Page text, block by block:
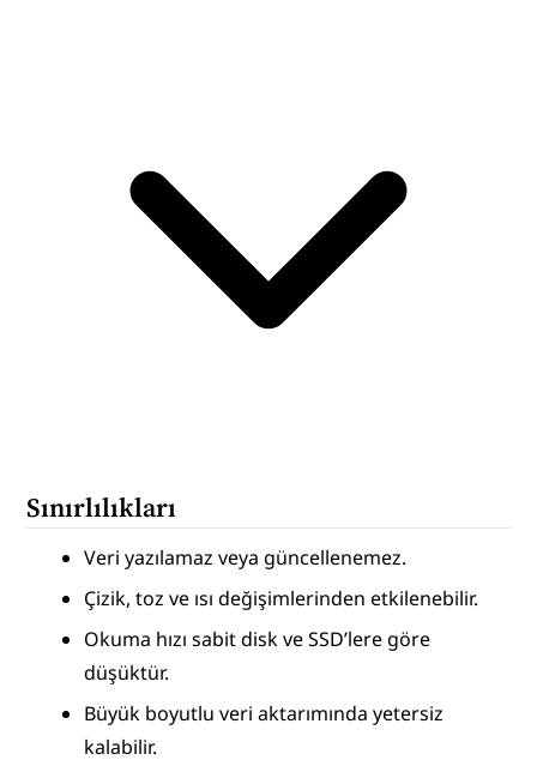
Sınırlılıkları
Veri yazılamaz veya güncellenemez.
Çizik, toz ve ısı değişimlerinden etkilenebilir.
Okuma hızı sabit disk ve SSD’lere göre
düşüktür.
Büyük boyutlu veri aktarımında yetersiz
kalabilir.